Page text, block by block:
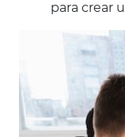
para crear